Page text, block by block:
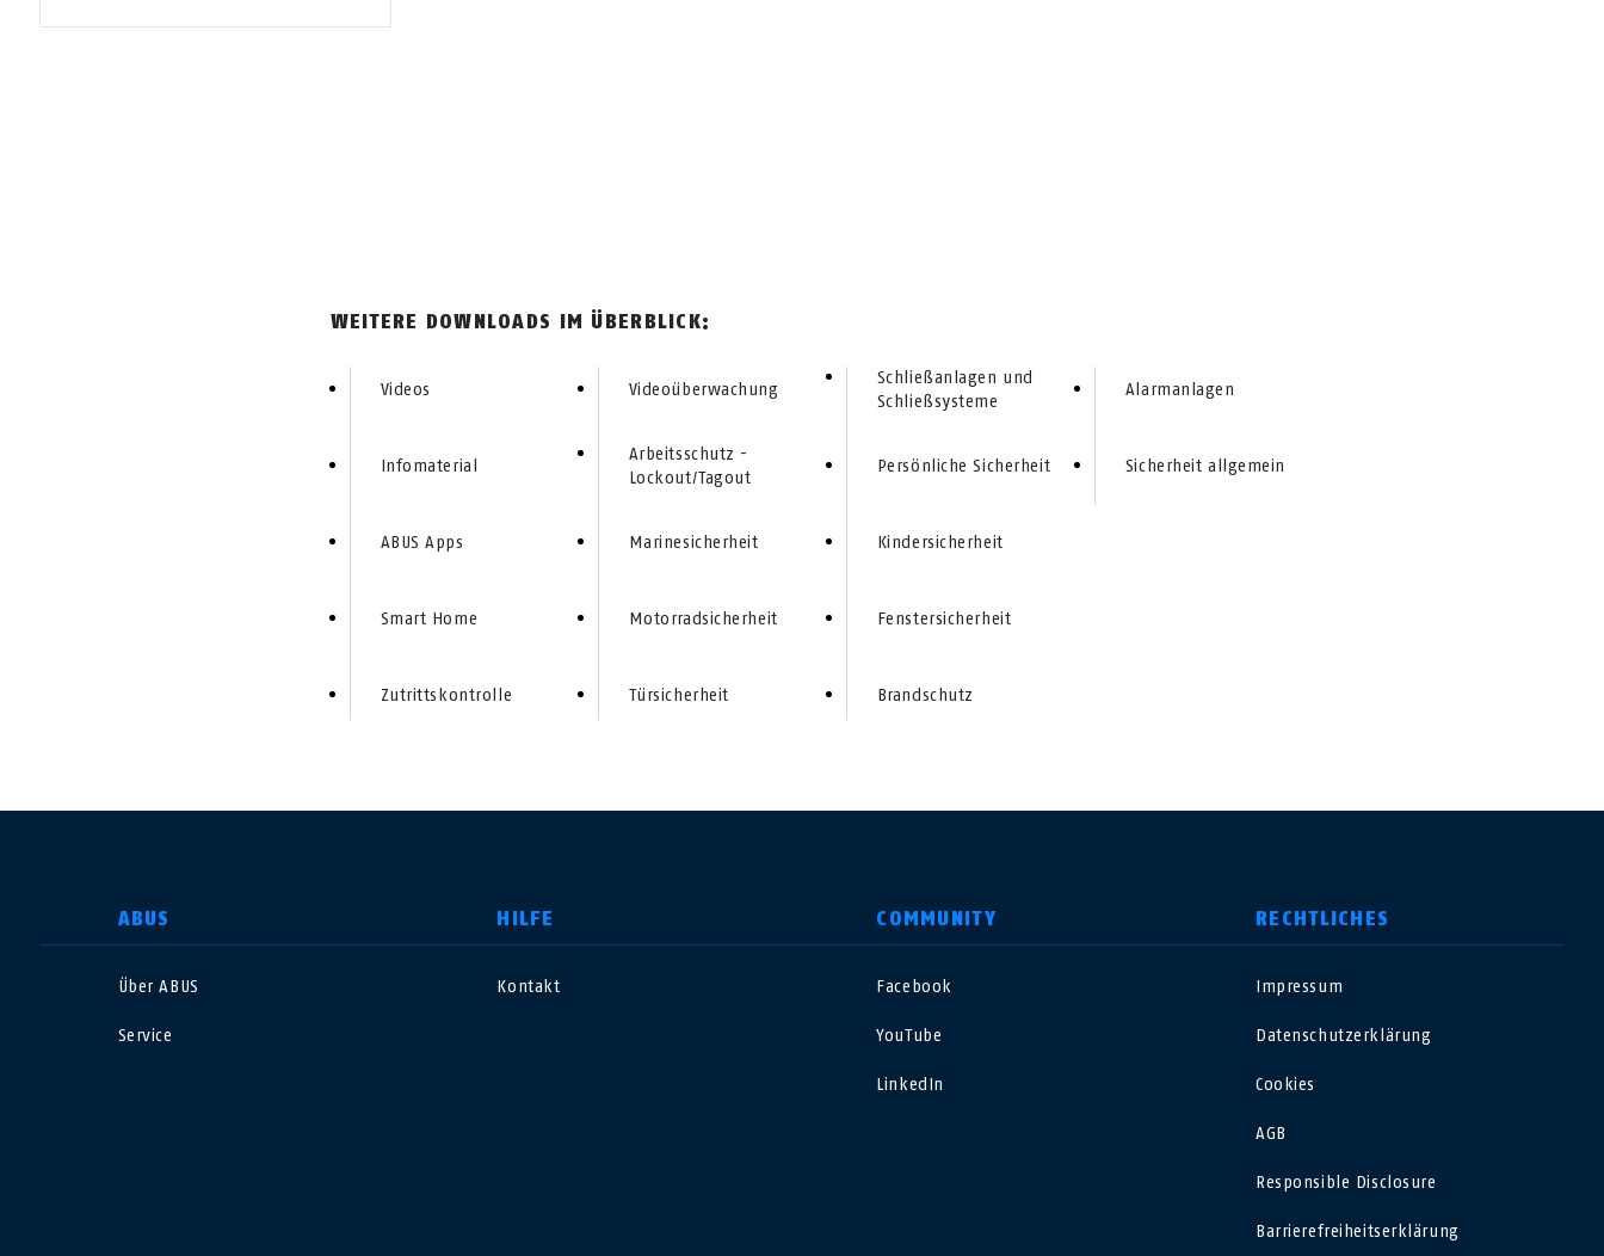
WEITERE DOWNLOADS IM ÜBERBLICK:
Videos
Infomaterial
ABUS Apps
Smart Home
Zutrittskontrolle
Videoüberwachung
Arbeitsschutz -
Lockout/Tagout
Marinesicherheit
Motorradsicherheit
Türsicherheit
Schließanlagen und
Schließsysteme
Persönliche Sicherheit
Kindersicherheit
Fenstersicherheit
Brandschutz
Alarmanlagen
Sicherheit allgemein
ABUS
Über ABUS
Service
HILFE
Kontakt
COMMUNITY
Facebook
YouTube
LinkedIn
RECHTLICHES
Impressum
Datenschutzerklärung
Cookies
AGB
Responsible Disclosure
Barrierefreiheitserklärung
LAND AUSWÄHLEN
Nederland Polska